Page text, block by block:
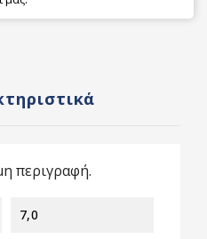
περιγραφή.
7,0